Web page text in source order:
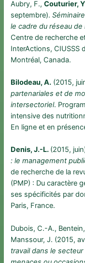
Aubry, F.,Couturier,
septembre).
le cadre du réseau
Centre de recherche
InterActions, CIUSSS
Montréal, Canada.
Bilodeau, A. (2015,
partenariales et de
intersectoriel.
intensive des
En ligne et en
Denis, J.-L. (2015,
: le management
de recherche de la
(PMP) : Du caractère
ses spécificités par
Paris, France.
Dubois, C.-A.,
Manssour, J. (2015,
travail dans le